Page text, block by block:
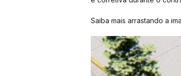
Saiba mais arrastando a